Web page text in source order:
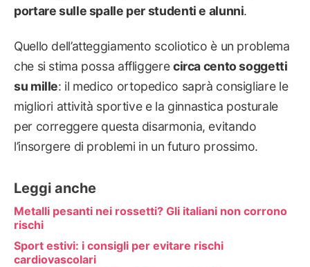
portare sulle spalle per studenti e alunni.
Quello dell’atteggiamento scoliotico è un problema
che si stima possa affliggerecirca cento soggetti
su mille: il medico ortopedico saprà consigliare le
migliori attività sportive e la ginnastica posturale
per correggere questa disarmonia, evitando
l’insorgere di problemi in un futuro prossimo.
Leggi anche
Metalli pesanti nei rossetti? Gli italiani non corrono
rischi
Sport estivi: i consigli per evitare rischi
cardiovascolari